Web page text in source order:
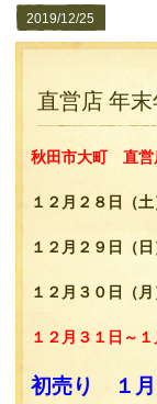
2019/12/25
直営店 年
秋田市大町 直営
１２月２８日（
１２月２９日（
１２月３０日（
１２月３１日～
初売り １月